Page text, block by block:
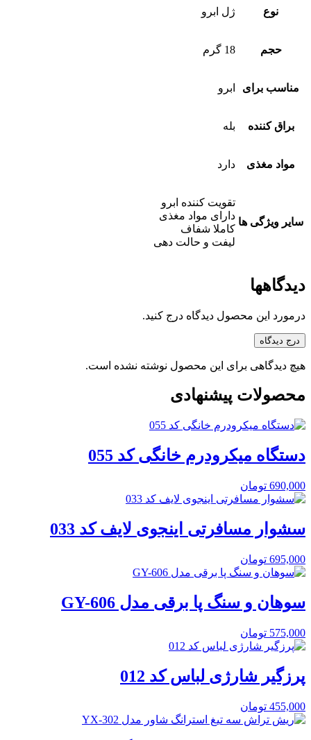
نوع ژل ابرو
حجم 18 گرم
مناسب برای ابرو
براق کننده بله
مواد مغذی دارد
سایر ویژگی ها
تقویت کننده ابرو
دارای مواد مغذی
کاملا شفاف
لیفت و حالت دهی
دیدگاهها
درمورد این محصول دیدگاه درج کنید.
درج دیدگاه
هیچ دیدگاهی برای این محصول نوشته نشده است.
محصولات پیشنهادی
دستگاه میکرودرم خانگی کد 055
690,000 تومان
سشوار مسافرتی اینجوی لایف کد 033
695,000 تومان
سوهان و سنگ پا برقی مدل GY-606
575,000 تومان
پرزگیر شارژی لباس کد 012
455,000 تومان